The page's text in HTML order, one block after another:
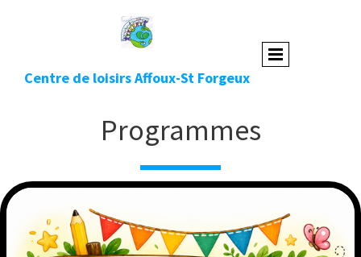
Centre de loisirs Affoux-St Forgeux
Programmes